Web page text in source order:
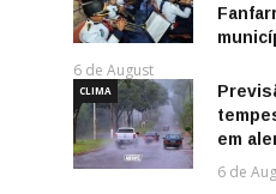
6 de August
CLIMA
em
6 de